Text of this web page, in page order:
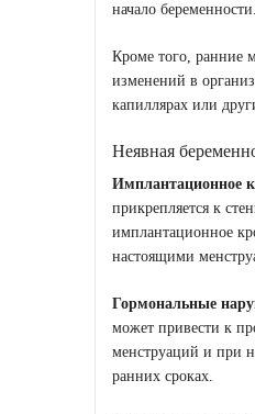
начало беременности.
Кроме того, ранние
изменений в
капиллярах или
Неявная
Имплантационное
прикрепляется к
имплантационное
настоящими
Гормональные
может привести к
менструаций и при
ранних сроках.